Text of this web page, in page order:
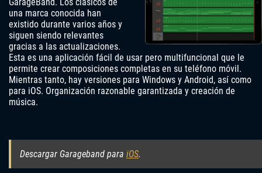
GarageBand. Los clásicos de
una marca conocida han
existido durante varios años y
siguen siendo relevantes
gracias a las actualizaciones.
Esta es una aplicación fácil de usar pero multifuncional que le
permite crear composiciones completas en su teléfono móvil.
Mientras tanto, hay versiones para Windows y Android, así como
para iOS. Organización razonable garantizada y creación de
música.
Descargar Garageband para iOS.